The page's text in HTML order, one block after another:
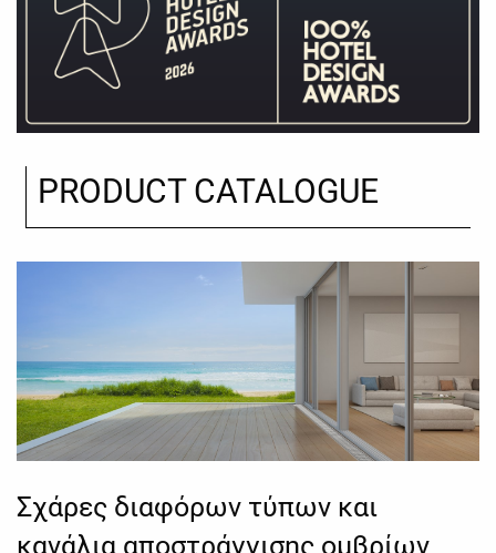
PRODUCT CATALOGUE
Σχάρες διαφόρων τύπων και
κανάλια αποστράγγισης ομβρίων